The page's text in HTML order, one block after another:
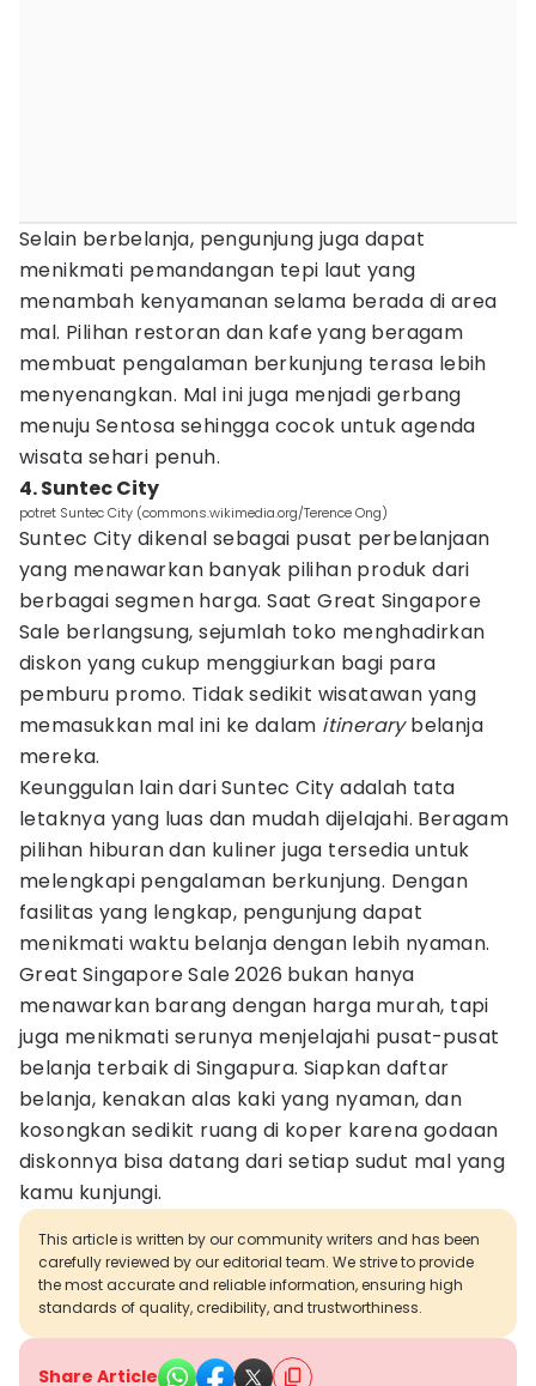
Selain berbelanja, pengunjung juga dapat
menikmati pemandangan tepi laut yang
menambah kenyamanan selama berada di area
mal. Pilihan restoran dan kafe yang beragam
membuat pengalaman berkunjung terasa lebih
menyenangkan. Mal ini juga menjadi gerbang
menuju Sentosa sehingga cocok untuk agenda
wisata sehari penuh.
4. Suntec City
potret Suntec City (commons.wikimedia.org/Terence Ong)
Suntec City dikenal sebagai pusat perbelanjaan
yang menawarkan banyak pilihan produk dari
berbagai segmen harga. Saat Great Singapore
Sale berlangsung, sejumlah toko menghadirkan
diskon yang cukup menggiurkan bagi para
pemburu promo. Tidak sedikit wisatawan yang
memasukkan mal ini ke dalam itinerarybelanja
mereka.
Keunggulan lain dari Suntec City adalah tata
letaknya yang luas dan mudah dijelajahi. Beragam
pilihan hiburan dan kuliner juga tersedia untuk
melengkapi pengalaman berkunjung. Dengan
fasilitas yang lengkap, pengunjung dapat
menikmati waktu belanja dengan lebih nyaman.
Great Singapore Sale 2026 bukan hanya
menawarkan barang dengan harga murah, tapi
juga menikmati serunya menjelajahi pusat-pusat
belanja terbaik di Singapura. Siapkan daftar
belanja, kenakan alas kaki yang nyaman, dan
kosongkan sedikit ruang di koper karena godaan
diskonnya bisa datang dari setiap sudut mal yang
kamu kunjungi.
This article is written by our community writers and has been
carefully reviewed by our editorial team. We strive to provide
the most accurate and reliable information, ensuring high
standards of quality, credibility, and trustworthiness.
Share Article